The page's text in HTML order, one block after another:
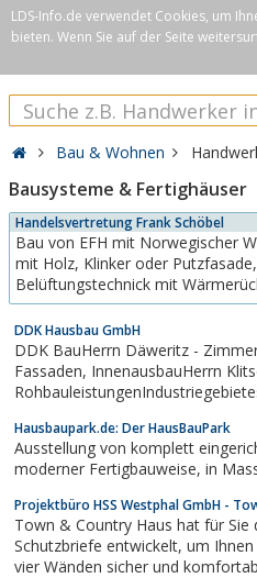
LDS-Info.de verwendet Cookies, um
bieten. Wenn Sie auf der Seite
Bau & Wohnen
Bausysteme & Fertighäuser
Handelsvertretung Frank Schöbel
Bau von EFH mit Norwegischer
mit Holz, Klinker oder Putzfasade, Einsatz von
Belüftungstechnick mit
und Wärmepumpen.Kurze
12 WochenImport von "Tjaeralin"
Holzschutz aus Norwegen
DDK Hausbau GmbH
DDK BauHerrn Däweritz -
Fassaden, InnenausbauHerrn Klitscher -
Wohn-, Industrie- und Landwirtschaftsbau* Zimmererarbeiten*
Innenputz und Außenputz*
Hausbaupark.de: Der HausBauPark
Ausstellung von komplett
moderner
Projektbüro HSS Westphal GmbH -
Town & Country Haus hat für
Schutzbriefe entwickelt, um Ihnen den Traum von den eigenen
vier Wänden sicher und